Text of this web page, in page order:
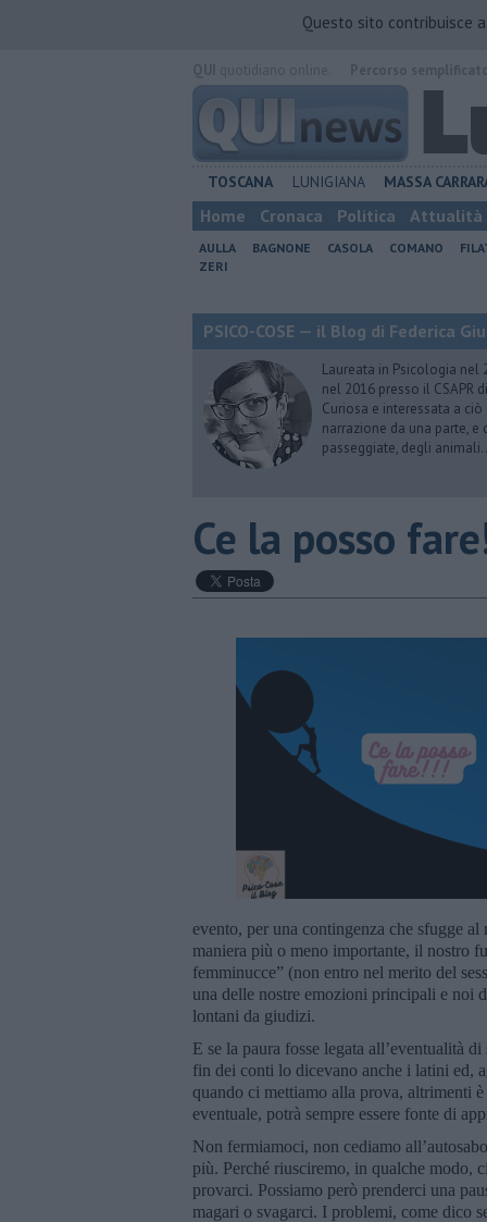
Questo sito contribuisce
TOSCANA LUNIGIANA MASSA
Home Cronaca Politica Attualità
AULLA BAGNONE CASOLA COMANO
ZERI
PSICO-COSE — il Blog di Federica
Laureata in Psicologia nel
nel 2016 presso il CSAPR
Curiosa e interessata a
narrazione da una parte,
passeggiate, degli
​Ce la posso
evento, per una contingenza che sfugge
maniera più o meno importante, il nostro
femminucce” (non entro nel merito del
una delle nostre emozioni principali e noi
lontani da giudizi.
E se la paura fosse legata all’eventualità
fin dei conti lo dicevano anche i latini ed,
quando ci mettiamo alla prova, altrimenti
eventuale, potrà sempre essere fonte di
Non fermiamoci, non cediamo
più. Perché riusciremo, in qualche modo,
provarci. Possiamo però prenderci una
magari o svagarci. I problemi, come dico